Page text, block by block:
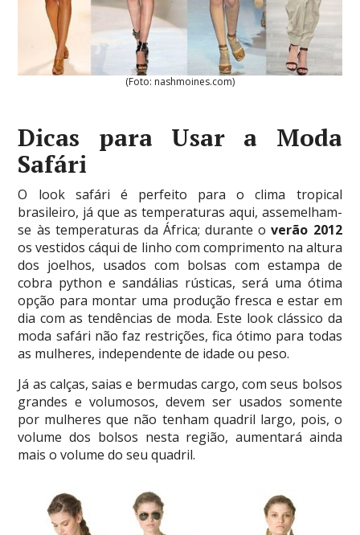
(Foto: nashmoines.com)
Dicas para Usar a Moda
Safári
O look safári é perfeito para o clima tropical
brasileiro, já que as temperaturas aqui, assemelham-
se às temperaturas da África; durante overão 2012
os vestidos cáqui de linho com comprimento na altura
dos joelhos, usados com bolsas com estampa de
cobra python e sandálias rústicas, será uma ótima
opção para montar uma produção fresca e estar em
dia com as tendências de moda. Este look clássico da
moda safári não faz restrições, fica ótimo para todas
as mulheres, independente de idade ou peso.
Já as calças, saias e bermudas cargo, com seus bolsos
grandes e volumosos, devem ser usados somente
por mulheres que não tenham quadril largo, pois, o
volume dos bolsos nesta região, aumentará ainda
mais o volume do seu quadril.